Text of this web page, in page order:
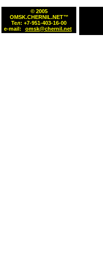
© 2005
OMSK.CHERNIL.NET™
Тел: +7-951-403-16-00
e-mail:
omsk@chernil.net